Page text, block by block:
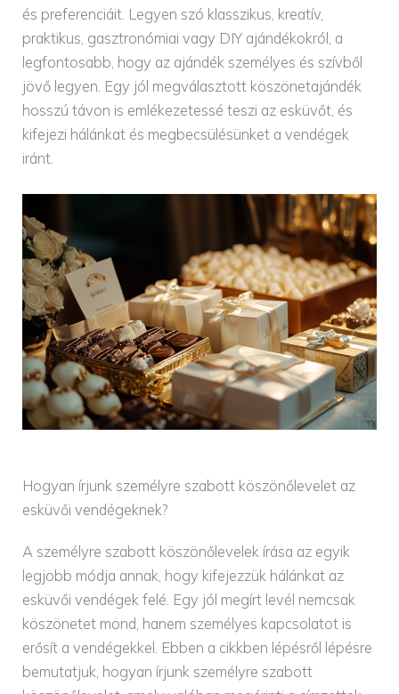
és preferenciáit. Legyen szó klasszikus, kreatív,
praktikus, gasztronómiai vagy DIY ajándékokról, a
legfontosabb, hogy az ajándék személyes és szívből
jövő legyen. Egy jól megválasztott köszönetajándék
hosszú távon is emlékezetessé teszi az esküvőt, és
kifejezi hálánkat és megbecsülésünket a vendégek
iránt.
Hogyan írjunk személyre szabott köszönőlevelet az
esküvői vendégeknek?
A személyre szabott köszönőlevelek írása az egyik
legjobb módja annak, hogy kifejezzük hálánkat az
esküvői vendégek felé. Egy jól megírt levél nemcsak
köszönetet mond, hanem személyes kapcsolatot is
erősít a vendégekkel. Ebben a cikkben lépésről lépésre
bemutatjuk, hogyan írjunk személyre szabott